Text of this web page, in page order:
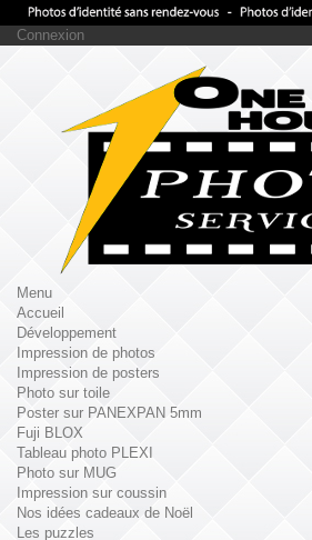
Connexion
Menu
Accueil
Développement
Impression de photos
Impression de posters
Photo sur toile
Poster sur PANEXPAN 5mm
Fuji BLOX
Tableau photo PLEXI
Photo sur MUG
Impression sur coussin
Nos idées cadeaux de Noël
Les puzzles